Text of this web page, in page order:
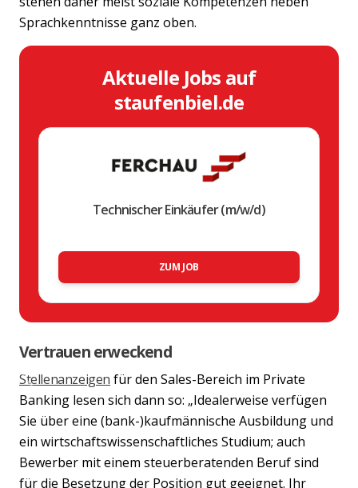
Previous
Sprachkenntnisse ganz oben.
Aktuelle Jobs auf
staufenbiel.de
Technischer Einkäufer (m/w/d)
ZUM JOB
Vertrauen erweckend
Stellenanzeigen für den Sales-Bereich im Private
Banking lesen sich dann so: „Idealerweise verfügen
Sie über eine (bank-)kaufmännische Ausbildung und
ein wirtschaftswissenschaftliches Studium; auch
Bewerber mit einem steuerberatenden Beruf sind
für die Besetzung der Position gut geeignet. Ihr